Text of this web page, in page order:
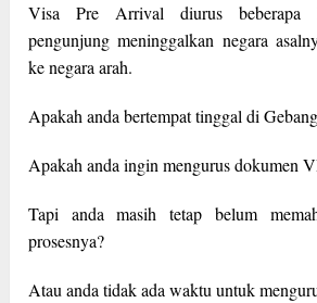
Visa Pre Arrival diurus beberapa
pengunjung meninggalkan negara
ke negara arah.
Apakah anda bertempat tinggal di
Apakah anda ingin mengurus dokumen
Tapi anda masih tetap belum
prosesnya?
Atau anda tidak ada waktu untuk